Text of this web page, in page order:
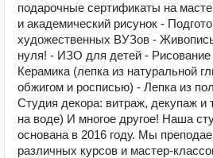
подарочные сертификаты на
и академический рисунок -
художественных ВУЗов -
нуля! - ИЗО для детей -
Керамика (лепка из натуральной
обжигом и росписью) - Лепка из
Студия декора: витраж, декупаж и
на воде) И многое другое! Наша
основана в 2016 году. Мы
различных курсов и мастер-